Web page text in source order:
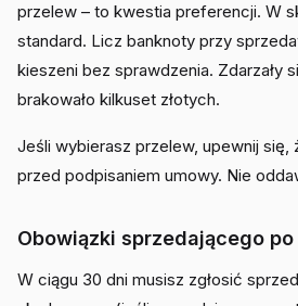
przelew – to kwestia preferencji. W
standard. Licz banknoty przy
kieszeni bez sprawdzenia. Zdarzały
brakowało kilkuset złotych.
Jeśli wybierasz przelew, upewnij się,
przed podpisaniem umowy. Nie
Obowiązki sprzedającego
W ciągu 30 dni musisz zgłosić